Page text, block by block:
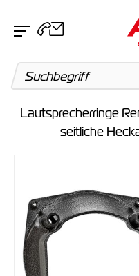
Suchvorschläge
Artikel
Keine Suchergebnisse
Kategorien
Lautsprecherringe
seitliche